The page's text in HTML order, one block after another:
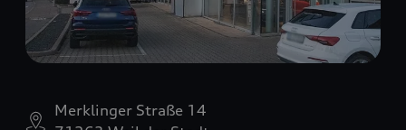
Merklinger Straße 14